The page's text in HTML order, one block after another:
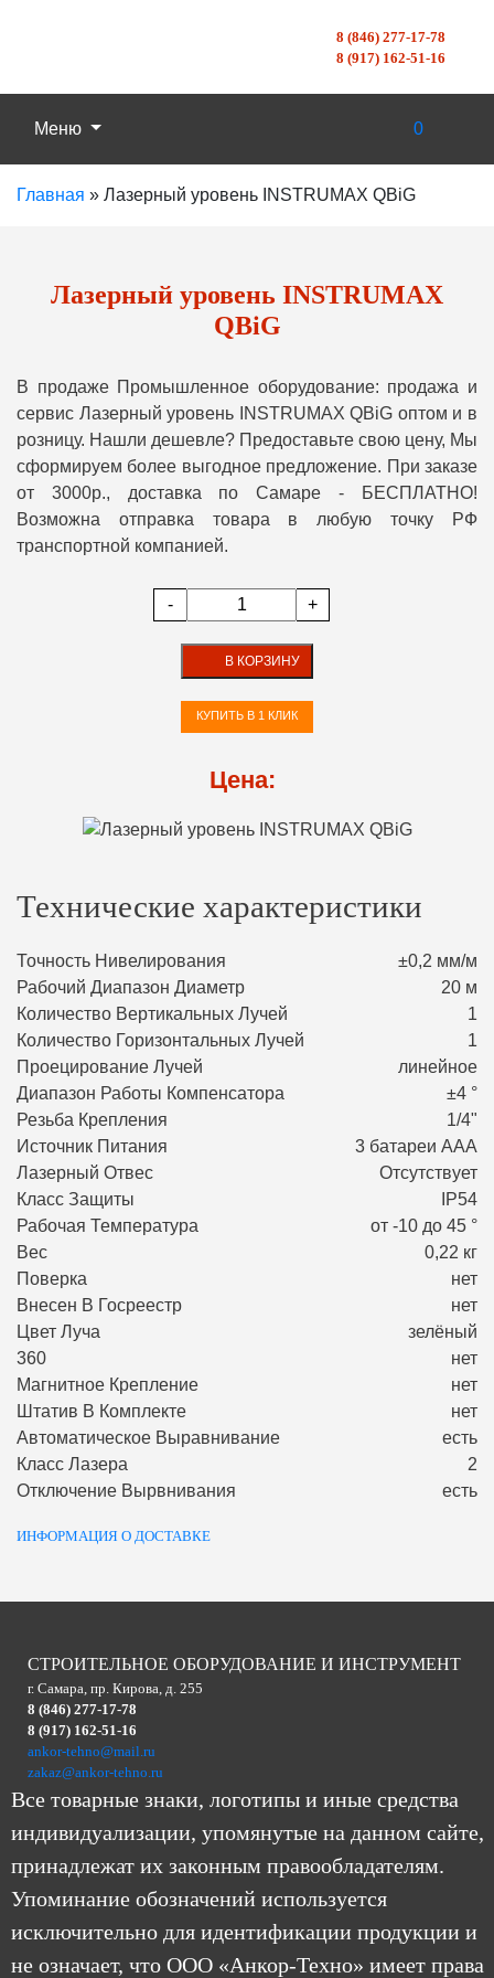
8 (846) 277-17-78
8 (917) 162-51-16
Меню 0
Главная » Лазерный уровень INSTRUMAX QBiG
Лазерный уровень INSTRUMAX
QBiG
В продаже Промышленное оборудование: продажа и
сервис Лазерный уровень INSTRUMAX QBiG оптом и в
розницу. Нашли дешевле? Предоставьте свою цену, Мы
сформируем более выгодное предложение. При заказе
от 3000р., доставка по Самаре - БЕСПЛАТНО!
Возможна отправка товара в любую точку РФ
транспортной компанией.
- +
В КОРЗИНУ
КУПИТЬ В 1 КЛИК
Цена:
Технические характеристики
Точность Нивелирования
±0,2 мм/м
Рабочий Диапазон Диаметр
20 м
Количество Вертикальных Лучей
1
Количество Горизонтальных Лучей
1
Проецирование Лучей
линейное
Диапазон Работы Компенсатора
±4 °
Резьба Крепления
1/4"
Источник Питания
3 батареи ААA
Лазерный Отвес
Отсутствует
Класс Защиты
IP54
Рабочая Температура
от -10 до 45 °
Вес
0,22 кг
Поверка
нет
Внесен В Госреестр
нет
Цвет Луча
зелёный
360
нет
Магнитное Крепление
нет
Штатив В Комплекте
нет
Автоматическое Выравнивание
есть
Класс Лазера
2
Отключение Вырвнивания
есть
ИНФОРМАЦИЯ О ДОСТАВКЕ
СТРОИТЕЛЬНОЕ ОБОРУДОВАНИЕ И ИНСТРУМЕНТ
г. Самара, пр. Кирова, д. 255
8 (846) 277-17-78
8 (917) 162-51-16
ankor-tehno@mail.ru
zakaz@ankor-tehno.ru
Все товарные знаки, логотипы и иные средства
индивидуализации, упомянутые на данном сайте,
принадлежат их законным правообладателям.
Упоминание обозначений используется
исключительно для идентификации продукции и
не означает, что ООО «Анкор-Техно» имеет права